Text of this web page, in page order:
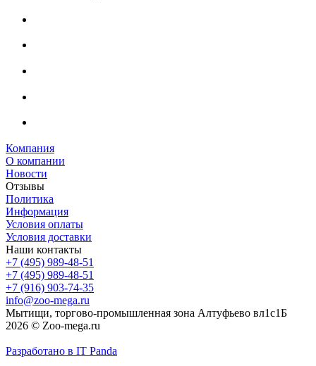
Компания
О компании
Новости
Отзывы
Политика
Информация
Условия оплаты
Условия доставки
Наши контакты
+7 (495) 989-48-51
+7 (495) 989-48-51
+7 (916) 903-74-35
info@zoo-mega.ru
Мытищи, торгово-промышленная зона Алтуфьево вл1с1Б
2026 © Zoo-mega.ru
Разработано в IT Panda